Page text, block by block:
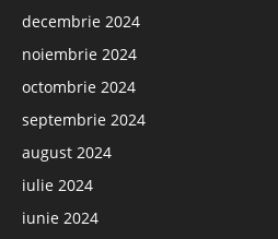
decembrie 2024
noiembrie 2024
octombrie 2024
septembrie 2024
august 2024
iulie 2024
iunie 2024